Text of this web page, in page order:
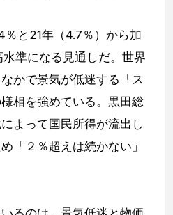
％と21年（4.7％）から加
準になる見通しだ。世界
かで景気が低迷する「ス
相を強めている。黒田総
よって国民所得が流出し
「２％超えは続かない」